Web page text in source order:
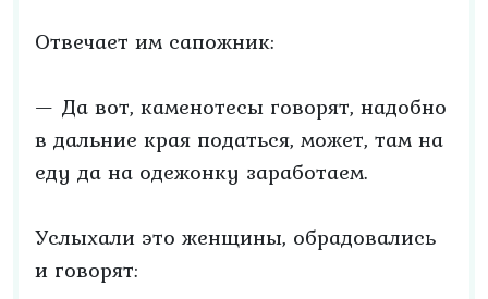
Отвечает им сапожник:
— Да вот, каменотесы говорят, надобно
в дальние края податься, может, там на
еду да на одежонку заработаем.
Услыхали это женщины, обрадовались
и говорят: